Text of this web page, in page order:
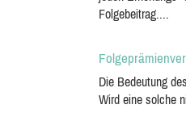
Folgebeitrag....
Die Bedeutung
Wird eine solche